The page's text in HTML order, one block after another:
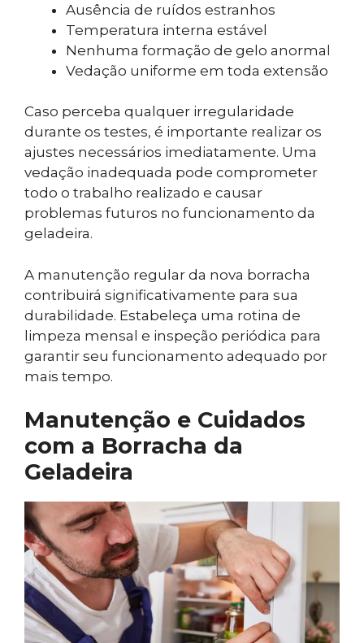
Ausência de ruídos estranhos
Temperatura interna estável
Nenhuma formação de gelo anormal
Vedação uniforme em toda extensão
Caso perceba qualquer irregularidade
durante os testes, é importante realizar os
ajustes necessários imediatamente. Uma
vedação inadequada pode comprometer
todo o trabalho realizado e causar
problemas futuros no funcionamento da
geladeira.
A manutenção regular da nova borracha
contribuirá significativamente para sua
durabilidade. Estabeleça uma rotina de
limpeza mensal e inspeção periódica para
garantir seu funcionamento adequado por
mais tempo.
Manutenção e Cuidados
com a Borracha da
Geladeira